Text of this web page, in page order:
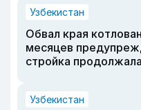
Узбекистан
Обвал края
месяцев
стройка
Узбекистан